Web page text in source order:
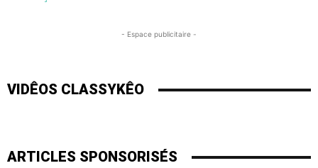
- Espace publicitaire -
VIDÊOS CLASSYKÊO
ARTICLES SPONSORISÉS